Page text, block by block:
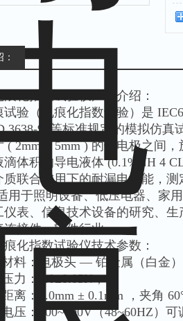
化指数试验仪
产品介绍：
验（电痕化指数试验）是
3638-92等标准规定的模拟仿
( 2mm × 5mm ) 的铂电极之间
滴体积的导电液体 (0.1%NH 4
质联合作用下的耐漏电性能，
用于照明设备、低压电器、家
仪表、信息技术设备的研究、
连接件、辅件行业。
痕化指数试验仪技术参数：
料：电极头 — 铂金属（白金）
力：1.0±0.05N；
离：4.0mm ± 0.1mm ，夹角
压：100~600V（48~60HZ）